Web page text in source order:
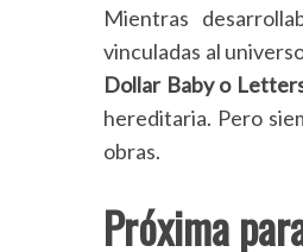
Mientras
vinculadas al
Dollar Baby o
hereditaria. Pero
obras.
Próxima